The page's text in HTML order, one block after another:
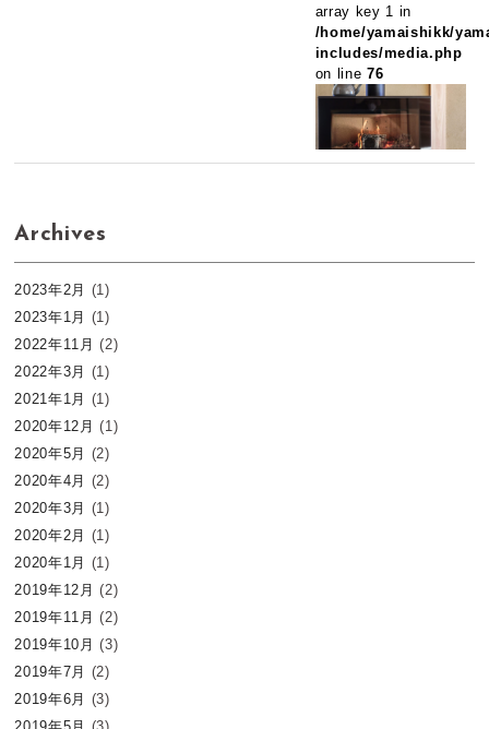
array key 1 in
/home/yamaishikk/
includes/media.php
on line76
Archives
2023年2月 (1)
2023年1月 (1)
2022年11月 (2)
2022年3月 (1)
2021年1月 (1)
2020年12月 (1)
2020年5月 (2)
2020年4月 (2)
2020年3月 (1)
2020年2月 (1)
2020年1月 (1)
2019年12月 (2)
2019年11月 (2)
2019年10月 (3)
2019年7月 (2)
2019年6月 (3)